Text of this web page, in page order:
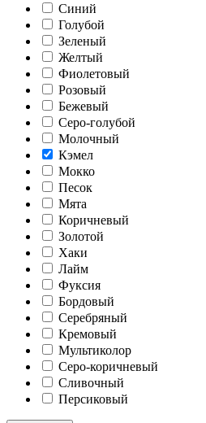
Синий
Голубой
Зеленый
Желтый
Фиолетовый
Розовый
Бежевый
Серо-голубой
Молочный
Кэмел
Мокко
Песок
Мята
Коричневый
Золотой
Хаки
Лайм
Фуксия
Бордовый
Серебряный
Кремовый
Мультиколор
Серо-коричневый
Сливочный
Персиковый